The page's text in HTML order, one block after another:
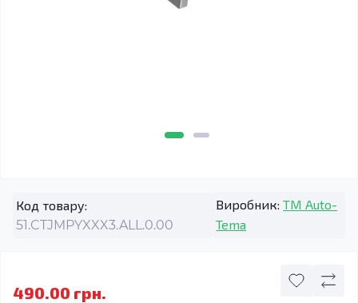
Код товару:
51.CTJMPYXXX3.ALL.0.00
Виробник: TM Auto-
Tema
490.00 грн.